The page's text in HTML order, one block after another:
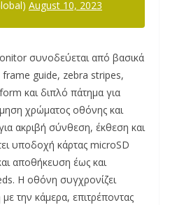
August 10, 2023
συνοδεύεται από βασικά
guide, zebra stripes,
και διπλό πάτημα για
χρώματος οθόνης και
ακριβή σύνθεση, έκθεση και
υποδοχή κάρτας microSD
αποθήκευση έως και
Η οθόνη συγχρονίζει
την κάμερα, επιτρέποντας